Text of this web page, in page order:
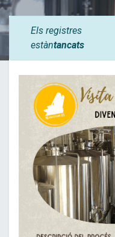
Els registres
estàntancats